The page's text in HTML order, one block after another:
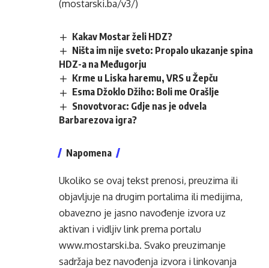
(mostarski.ba/v3/)
Kakav Mostar želi HDZ?
Ništa im nije sveto: Propalo ukazanje spina
HDZ-a na Međugorju
Krme u Liska haremu, VRS u Žepču
Esma Džoklo Džiho: Boli me Orašlje
Snovotvorac: Gdje nas je odvela
Barbarezova igra?
Napomena
Ukoliko se ovaj tekst prenosi, preuzima ili
objavljuje na drugim portalima ili medijima,
obavezno je jasno navođenje izvora uz
aktivan i vidljiv link prema portalu
www.mostarski.ba. Svako preuzimanje
sadržaja bez navođenja izvora i linkovanja